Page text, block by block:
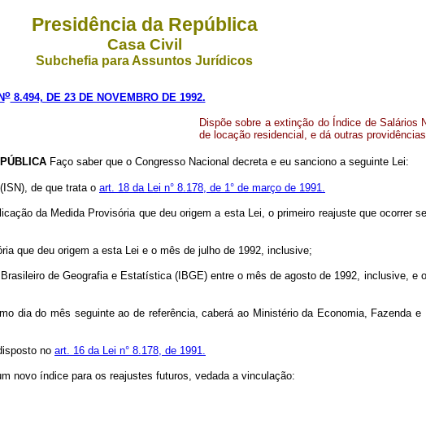
Presidência da República
Casa Civil
Subchefia para Assuntos Jurídicos
o8.494, DE 23 DE NOVEMBRO DE 1992.
Dispõe sobre a extinção do Índice de Salários
de locação residencial, e dá outras
Faço saber que o Congresso Nacional decreta e eu sanciono a seguinte Lei:
de que trata o art. 18 da Lei n° 8.178, de 1° de março de 1991.
da Medida Provisória que deu origem a esta Lei, o primeiro reajuste que ocorrer
que deu origem a esta Lei e o mês de julho de 1992, inclusive;
de Geografia e Estatística (IBGE) entre o mês de agosto de 1992, inclusive, e
dia do mês seguinte ao de referência, caberá ao Ministério da Economia, Fazenda
no art. 16 da Lei n° 8.178, de 1991.
novo índice para os reajustes futuros, vedada a vinculação: